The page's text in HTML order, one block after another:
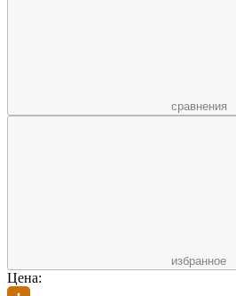
сравнения
избранное
Цена: